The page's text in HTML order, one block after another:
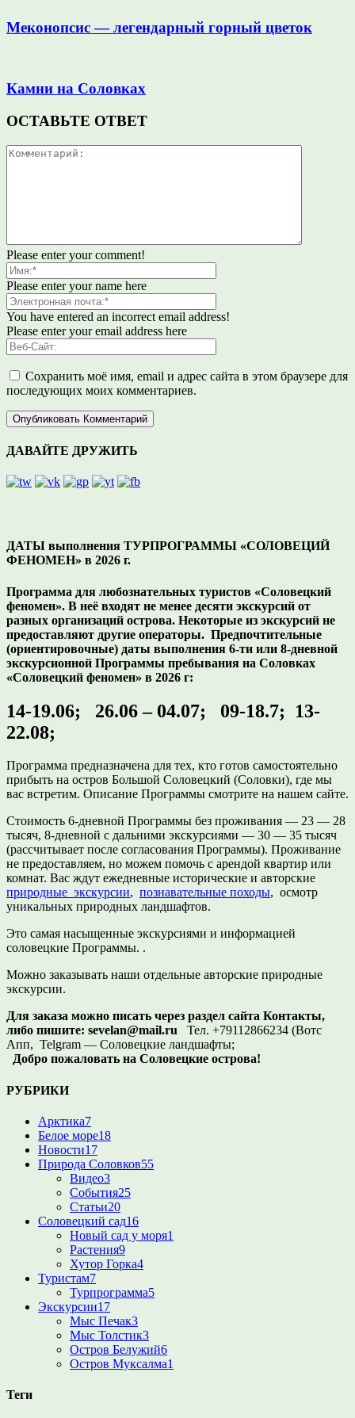
Меконопсис — легендарный горный цветок
Камни на Соловках
ОСТАВЬТЕ ОТВЕТ
Please enter your comment!
Please enter your name here
You have entered an incorrect email address!
Please enter your email address here
Сохранить моё имя, email и адрес сайта в этом браузере для
последующих моих комментариев.
ДАВАЙТЕ ДРУЖИТЬ
ДАТЫ выполнения ТУРПРОГРАММЫ «СОЛОВЕЦИЙ
ФЕНОМЕН» в 2026 г.
Программа для любознательных туристов «Соловецкий
феномен». В неё входят не менее десяти экскурсий от
разных организаций острова. Некоторые из экскурсий не
предоставляют другие операторы. Предпочтительные
(ориентировочные) даты выполнения 6-ти или 8-дневной
экскурсионной Программы пребывания на Соловках
«Соловецкий феномен» в 2026 г:
14-19.06; 26.06 – 04.07; 09-18.7; 13-
22.08;
Программа предназначена для тех, кто готов самостоятельно
прибыть на остров Большой Соловецкий (Соловки), где мы
вас встретим. Описание Программы смотрите на нашем сайте.
Стоимость 6-дневной Программы без проживания — 23 — 28
тысяч, 8-дневной с дальними экскурсиями — 30 — 35 тысяч
(рассчитывает после согласования Программы). Проживание
не предоставляем, но можем помочь с арендой квартир или
комнат. Вас ждут ежедневные исторические и авторские
природные экскурсии, познавательные походы, осмотр
уникальных природных ландшафтов.
Это самая насыщенные экскурсиями и информацией
соловецкие Программы. .
Можно заказывать наши отдельные авторские природные
экскурсии.
Для заказа можно писать через раздел сайта Контакты,
либо пишите: sevelan@mail.ru Тел. +79112866234 (Вотс
Апп, Telgram — Соловецкие ландшафты;
Добро пожаловать на Соловецкие острова!
РУБРИКИ
Арктика7
Белое море18
Новости17
Природа Соловков55
Видео3
События25
Статьи20
Соловецкий сад16
Новый сад у моря1
Растения9
Хутор Горка4
Туристам7
Турпрограмма5
Экскурсии17
Мыс Печак3
Мыс Толстик3
Остров Белужий6
Остров Муксалма1
Теги